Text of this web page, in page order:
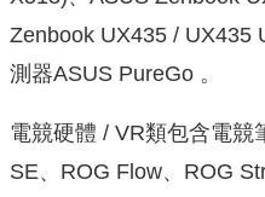
Zenbook UX435 / UX435
測器ASUS PureGo 。
電競硬體 / VR類包含電競
SE、ROG Flow、ROG